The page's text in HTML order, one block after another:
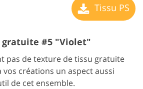
Tissu PS
gratuite #5 "Violet"
pas de texture de tissu gratuite
créations un aspect aussi
de cet ensemble.